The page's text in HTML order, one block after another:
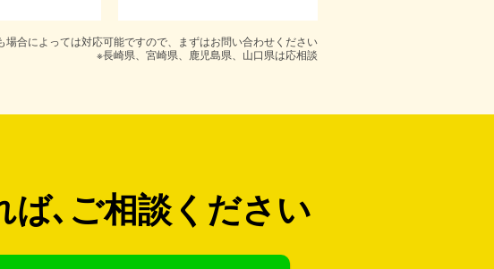
合によっては対応可能ですので、まずはお問い合わせください
※長崎県、宮崎県、鹿児島県、山口県は応相談
ば､ご相談ください